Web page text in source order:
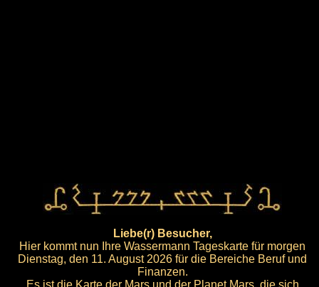
Liebe(r) Besucher,
Hier kommt nun Ihre Wassermann Tageskarte für morgen
Dienstag, den 11. August 2026 für die Bereiche Beruf und
Finanzen.
Es ist die Karte der Mars und der Planet Mars, die sich